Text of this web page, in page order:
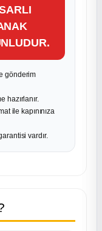
gönderim
hazırlanır.
ile kapınınıza
vardır.